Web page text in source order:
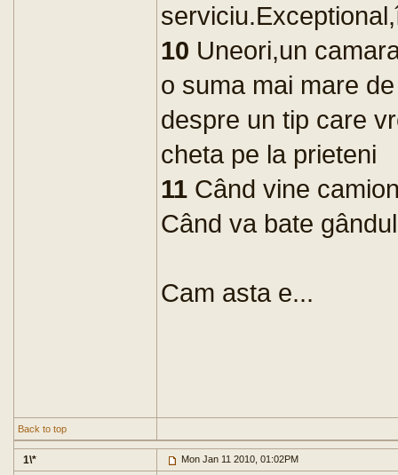
10 Uneori,un
o suma mai mare
despre un tip care
cheta pe la prieteni
11 Când vine
Când va bate
Cam asta e...
Back to top
1\* Mon Jan 11 2010, 01:02PM